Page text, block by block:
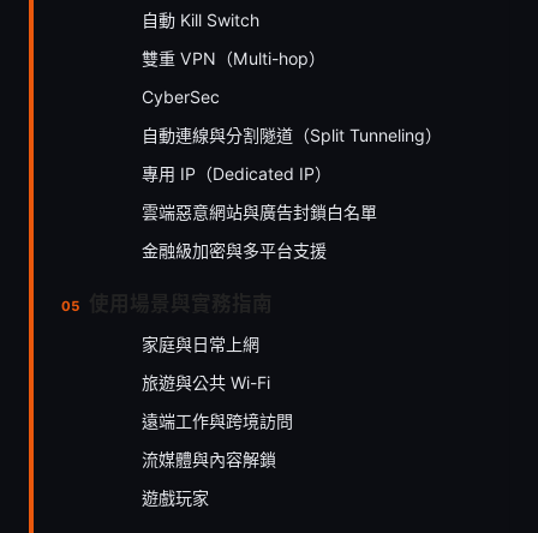
自動 Kill Switch
雙重 VPN（Multi-hop）
CyberSec
自動連線與分割隧道（Split Tunneling）
專用 IP（Dedicated IP）
雲端惡意網站與廣告封鎖白名單
金融級加密與多平台支援
家庭與日常上網
旅遊與公共 Wi-Fi
遠端工作與跨境訪問
流媒體與內容解鎖
遊戲玩家